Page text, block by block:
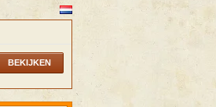
BEKIJKEN